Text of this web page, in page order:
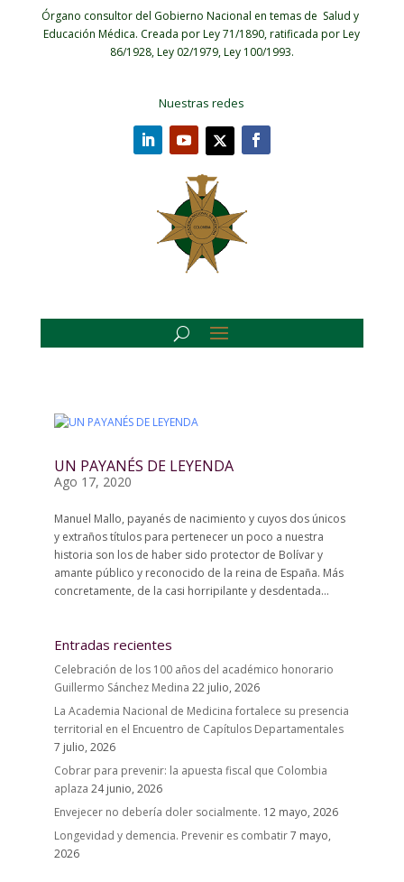
Órgano consultor del Gobierno Nacional en temas de Salud y
Educación Médica. Creada por Ley 71/1890, ratificada por Ley
86/1928, Ley 02/1979, Ley 100/1993.
Nuestras redes
UN PAYANÉS DE LEYENDA
Ago 17, 2020
Manuel Mallo, payanés de nacimiento y cuyos dos únicos
y extraños títulos para pertenecer un poco a nuestra
historia son los de haber sido protector de Bolívar y
amante público y reconocido de la reina de España. Más
concretamente, de la casi horripilante y desdentada...
Entradas recientes
Celebración de los 100 años del académico honorario
Guillermo Sánchez Medina 22 julio, 2026
La Academia Nacional de Medicina fortalece su presencia
territorial en el Encuentro de Capítulos Departamentales
7 julio, 2026
Cobrar para prevenir: la apuesta fiscal que Colombia
aplaza 24 junio, 2026
Envejecer no debería doler socialmente. 12 mayo, 2026
Longevidad y demencia. Prevenir es combatir7 mayo,
2026